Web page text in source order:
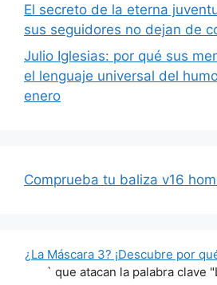
El secreto de la eterna
sus seguidores no dejan de
Julio Iglesias: por qué sus
el lenguaje universal del
enero
Comprueba tu baliza v16
¿La Máscara 3? ¡Descubre por
` que atacan la palabra clave